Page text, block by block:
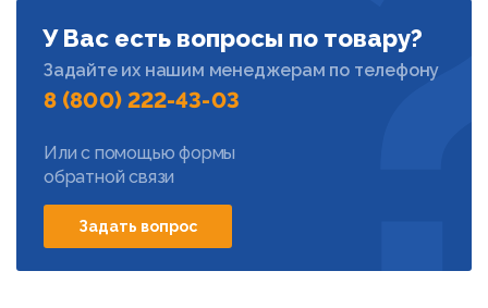
У Вас есть вопросы по товару?
Задайте их нашим менеджерам по телефону
8 (800) 222-43-03
Или с помощью формы
обратной связи
Задать вопрос